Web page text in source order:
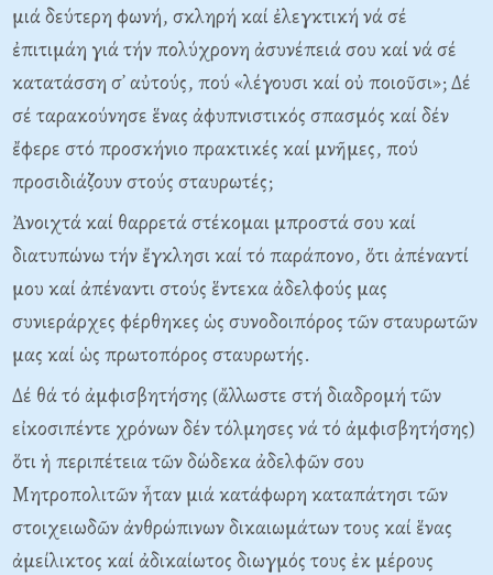
μιά δεύτερη φωνή, σκληρή καί ἐλεγκτική νά σέ
ἐπιτιμάη γιά τήν πολύχρονη ἀσυνέπειά σου καί νά σέ
κατατάσση σ᾽ αὐτούς, πού «λέγουσι καί οὐ ποιοῦσι»; Δέ
σέ ταρακούνησε ἕνας ἀφυπνιστικός σπασμός καί δέν
ἔφερε στό προσκήνιο πρακτικές καί μνῆμες, πού
προσιδιάζουν στούς σταυρωτές;
Ἀνοιχτά καί θαρρετά στέκομαι μπροστά σου καί
διατυπώνω τήν ἔγκλησι καί τό παράπονο, ὅτι ἀπέναντί
μου καί ἀπέναντι στούς ἕντεκα ἀδελφούς μας
συνιεράρχες φέρθηκες ὡς συνοδοιπόρος τῶν σταυρωτῶν
μας καί ὡς πρωτοπόρος σταυρωτής.
Δέ θά τό ἀμφισβητήσης (ἄλλωστε στή διαδρομή τῶν
εἰκοσιπέντε χρόνων δέν τόλμησες νά τό ἀμφισβητήσης)
ὅτι ἡ περιπέτεια τῶν δώδεκα ἀδελφῶν σου
Mητροπολιτῶν ἦταν μιά κατάφωρη καταπάτησι τῶν
στοιχειωδῶν ἀνθρώπινων δικαιωμάτων τους καί ἕνας
ἀμείλικτος καί ἀδικαίωτος διωγμός τους ἐκ μέρους